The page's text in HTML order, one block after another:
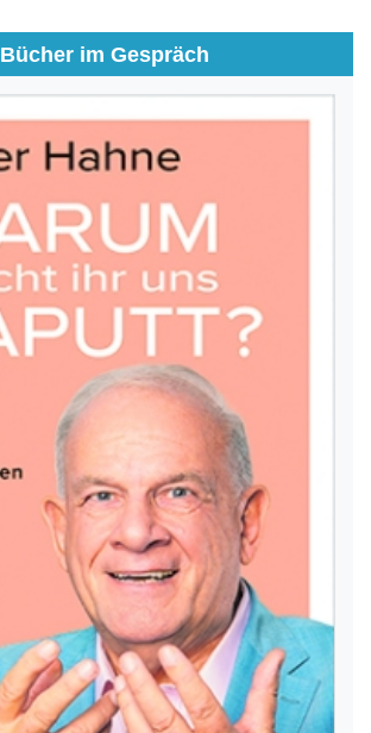
Bücher im Gespräch